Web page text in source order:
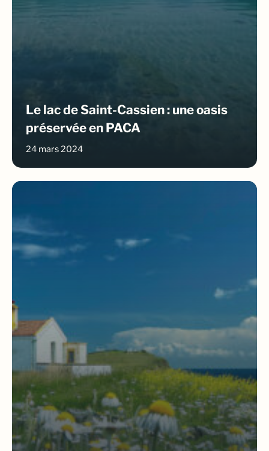
Le lac de Saint-Cassien : une oasis
préservée en PACA
24 mars 2024